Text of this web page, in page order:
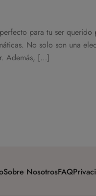
para tu ser
No solo son una
Además, […]
Sobre NosotrosFAQ